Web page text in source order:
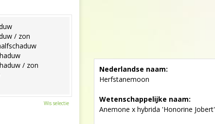
Nederlandse naam:
Herfstanemoon
Wetenschappelijke naam:
Anemone x hybrida 'Honorine Jobert'
/ zon
/ zon
Wis selectie